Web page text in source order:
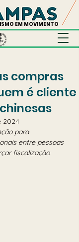
EM MOVIMENTO
compras
é cliente
2024
para
entre pessoas
fiscalização